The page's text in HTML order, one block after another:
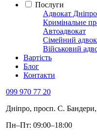
Послуги
Адвокат Дніпро
Кримінальне
Автоадвокат
Сімейний
Військовий
Вартість
Блог
Контакти
099 970 77 20
Дніпро, просп. С. Бандери,
Пн–Пт: 09:00–18:00